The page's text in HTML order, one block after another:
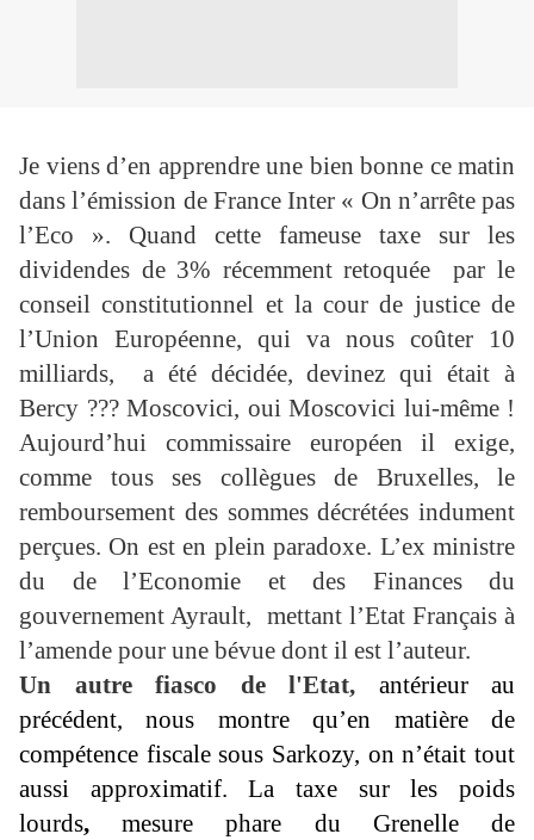
Je viens d’en apprendre une bien bonne ce matin
dans l’émission de France Inter « On n’arrête pas
l’Eco ». Quand cette fameuse taxe sur les
dividendes de 3% récemment retoquée par le
conseil constitutionnel et la cour de justice de
l’Union Européenne, qui va nous coûter 10
milliards, a été décidée, devinez qui était à
Bercy ??? Moscovici, oui Moscovici lui-même !
Aujourd’hui commissaire européen il exige,
comme tous ses collègues de Bruxelles, le
remboursement des sommes décrétées indument
perçues. On est en plein paradoxe. L’ex ministre
du de l’Economie et des Finances du
gouvernement Ayrault, mettant l’Etat Français à
l’amende pour une bévue dont il est l’auteur.
Un autre fiasco de l'Etat, antérieur au
précédent, nous montre qu’en matière de
compétence fiscale sous Sarkozy, on n’était tout
aussi approximatif. La taxe sur les poids
lourds, mesure phare du Grenelle de